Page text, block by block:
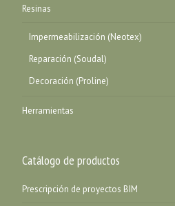
Resinas
Impermeabilización (Neotex)
Reparación (Soudal)
Decoración (Proline)
Herramientas
Catálogo de productos
Prescripción de proyectos BIM